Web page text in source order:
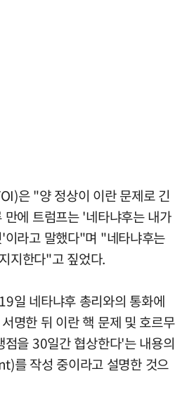
은 "양 정상이 이란 문제로 긴
에 트럼프는 '네타냐후는 내가
이라고 말했다"며 "네타냐후는
지한다"고 짚었다.
일 네타냐후 총리와의 통화에
명한 뒤 이란 핵 문제 및 호르무
점을 30일간 협상한다'는 내용의
작성 중이라고 설명한 것으